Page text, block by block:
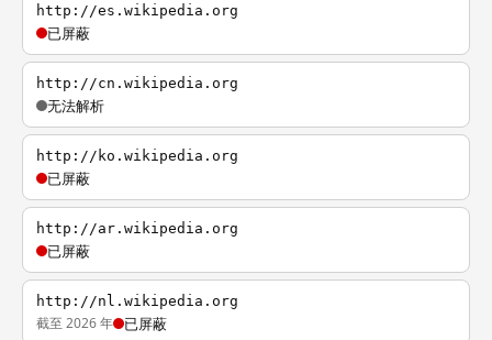
http://es.wikipedia.org
已屏蔽
http://cn.wikipedia.org
无法解析
http://ko.wikipedia.org
已屏蔽
http://ar.wikipedia.org
已屏蔽
http://nl.wikipedia.org
截至 2026 年 已屏蔽